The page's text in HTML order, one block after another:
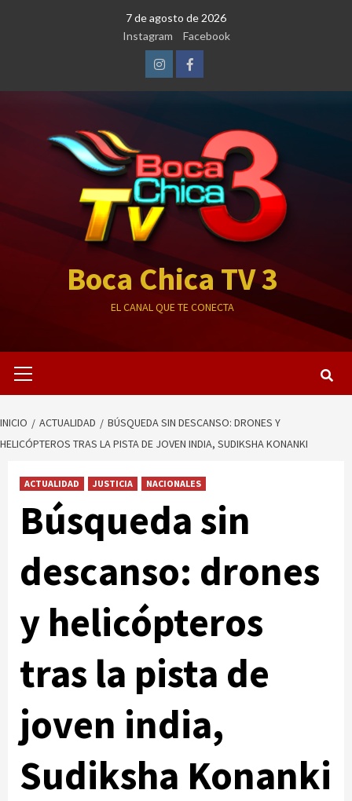
7 de agosto de 2026
Instagram
Facebook
InstagramFacebook
Boca Chica TV 3
EL CANAL QUE TE CONECTA
primario
INICIO ACTUALIDAD
BÚSQUEDA SIN DESCANSO: DRONES Y
HELICÓPTEROS TRAS LA PISTA DE JOVEN INDIA, SUDIKSHA KONANKI
ACTUALIDAD JUSTICIA NACIONALES
Búsqueda sin
descanso: drones
y helicópteros
tras la pista de
joven india,
Sudiksha Konanki